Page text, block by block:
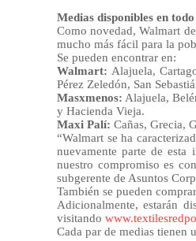
Medias disponibles en
Como novedad, Walmart
mucho más fácil para la
Se pueden encontrar en:
Walmart: Alajuela,
Pérez Zeledón, San
Masxmenos: Alajuela,
y Hacienda Vieja.
Maxi Palí: Cañas, Grecia,
“Walmart se ha
nuevamente parte de
nuestro compromiso es
subgerente de Asuntos
También se pueden
Adicionalmente, estarán
visitando
Cada par de medias tienen